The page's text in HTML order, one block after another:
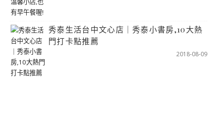
秀泰生活台中文心店｜秀泰小書房,10大熱
門打卡點推薦
2018-08-09